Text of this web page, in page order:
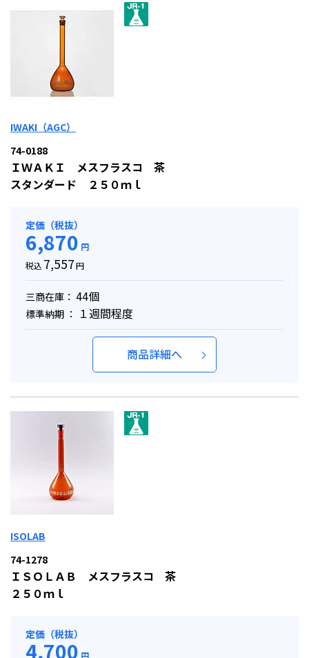
IWAKI（AGC）
74-0188
ＩＷＡＫＩ メスフラスコ 茶
スタンダード ２５０ｍｌ
定価（税抜）
6,870 円
税込 7,557円
三商在庫： 44個
標準納期 ： １週間程度
商品詳細へ
ISOLAB
74-1278
ＩＳＯＬＡＢ メスフラスコ 茶
２５０ｍｌ
定価（税抜）
4,700 円